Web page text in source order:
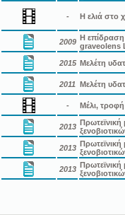
- Η ελιά στο
2009 Η επίδραση
graveolens
2015 Μελέτη
2011 Μελέτη
- Μέλι,
2013
2013
2013